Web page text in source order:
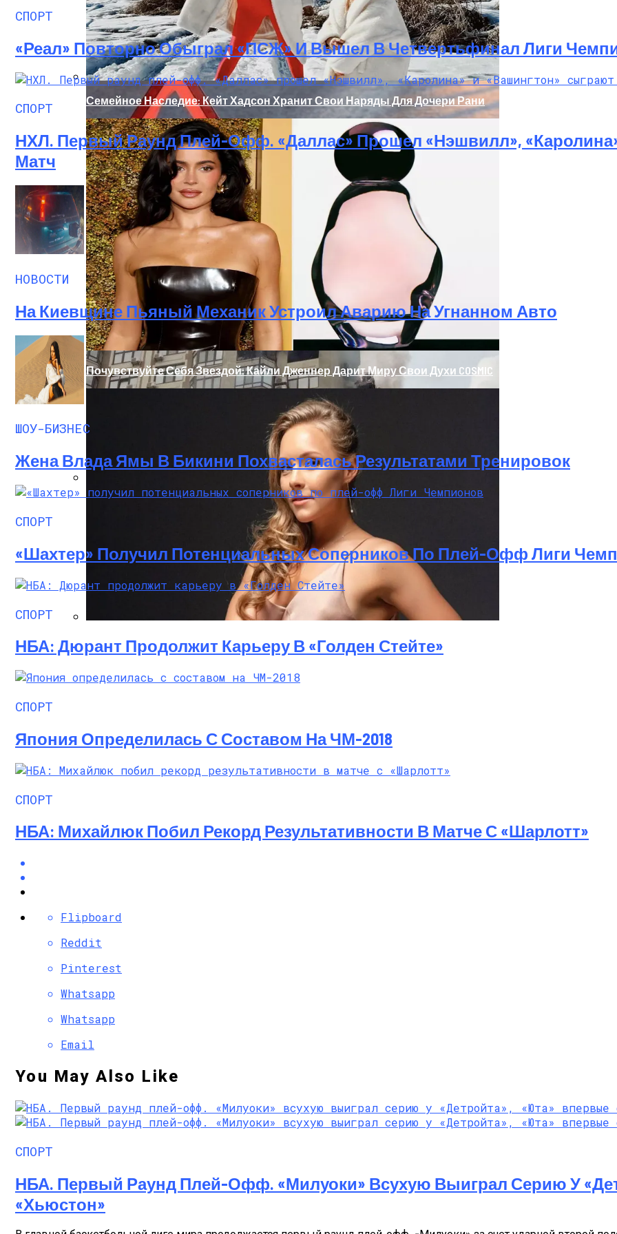
«Морковное» ДТП На Трассе Одесса-Николаев: Столкнулись Два Грузовика
Масштабный Пожар В Киевской Многоэтажке: Пострадавший Попал В Реанимацию
Семейное Наследие: Кейт Хадсон Хранит Свои Наряды Для Дочери Рани
Почувствуйте Себя Звездой: Кайли Дженнер Дарит Миру Свои Духи COSMIC
Алёна Шоптенко Показала Танцевальный Мастер-Класс На Пляже В Турции
СПОРТ
«Реал» Повторно Обыграл «ПСЖ» И Вышел В Четвертьфинал Лиги
СПОРТ
НХЛ. Первый Раунд Плей-Офф. «Даллас» Прошел «Нэшвилл»,
Матч
НОВОСТИ
На Киевщине Пьяный Механик Устроил Аварию На Угнанном Авто
ШОУ-БИЗНЕС
Жена Влада Ямы В Бикини Похвасталась Результатами Тренировок
СПОРТ
«Шахтер» Получил Потенциальных Соперников По Плей-Офф Лиги
СПОРТ
НБА: Дюрант Продолжит Карьеру В «Голден Стейте»
СПОРТ
Япония Определилась С Составом На ЧМ-2018
СПОРТ
НБА: Михайлюк Побил Рекорд Результативности В Матче С «Шарлотт»
Flipboard
Reddit
Pinterest
Whatsapp
Whatsapp
Email
You May Also Like
СПОРТ
НБА. Первый Раунд Плей-Офф. «Милуоки» Всухую Выиграл Серию У
«Хьюстон»